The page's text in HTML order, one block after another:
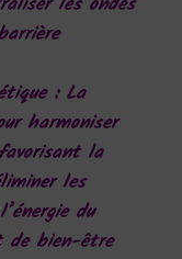
: La
harmoniser
la
les
du
de bien-être